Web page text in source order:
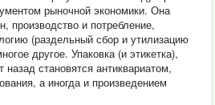
рыночной экономики. Она
производство и потребление,
(раздельный сбор и утилизацию
другое. Упаковка (и этикетка),
становятся антиквариатом,
а иногда и произведением